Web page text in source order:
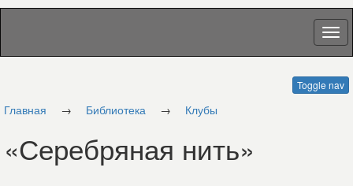
Toggle nav
Главная → Библиотека → Клубы
«Серебряная нить»